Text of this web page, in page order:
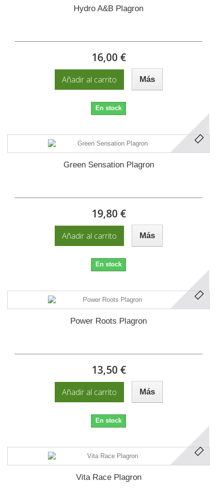
Hydro A&B Plagron
16,00 €
Añadir al carrito Más
En stock
Green Sensation Plagron
19,80 €
Añadir al carrito Más
En stock
Power Roots Plagron
13,50 €
Añadir al carrito Más
En stock
Vita Race Plagron